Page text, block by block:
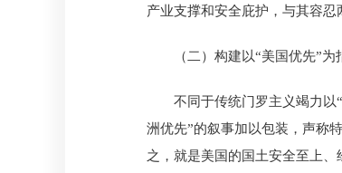
产业支撑和安全庇护，与其容
（二）构建以“美国优先”
不同于传统门罗主义竭力以
洲优先”的叙事加以包装，声称
之，就是美国的国土安全至上